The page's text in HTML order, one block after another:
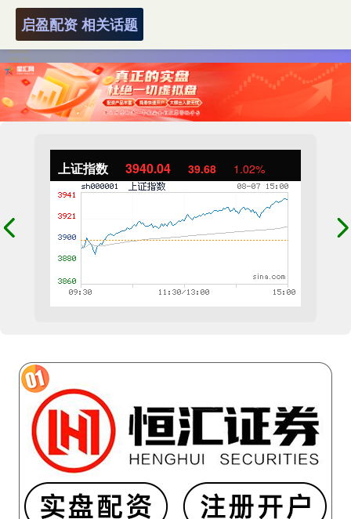
上证指数 3940.04 39.68 1.02%
启盈配资 相关话题